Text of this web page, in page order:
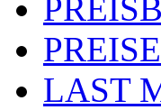
LAST